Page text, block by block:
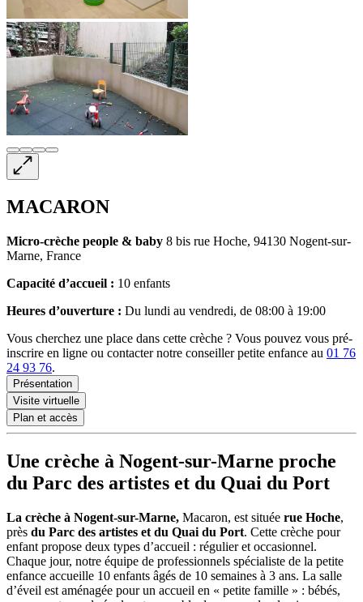
MACARON
Micro-crèche people & baby 8 bis rue Hoche, 94130 Nogent-sur-
Marne, France
Capacité d’accueil : 10 enfants
Heures d’ouverture : Du lundi au vendredi, de 08:00 à 19:00
Vous cherchez une place dans cette crèche ? Vous pouvez vous pré-
inscrire en ligne ou contacter notre conseiller petite enfance au 01 76
24 93 76.
Présentation
Visite virtuelle
Plan et accès
Une crèche à Nogent-sur-Marne proche
du Parc des artistes et du Quai du Port
La crèche à Nogent-sur-Marne, Macaron, est située rue Hoche,
près du Parc des artistes et du Quai du Port. Cette crèche pour
enfant propose deux types d’accueil : régulier et occasionnel.
Chaque jour, notre équipe de professionnels spécialiste de la petite
enfance accueille 10 enfants âgés de 10 semaines à 3 ans. La salle
d’éveil est aménagée pour un accueil en « petite famille » : bébés,